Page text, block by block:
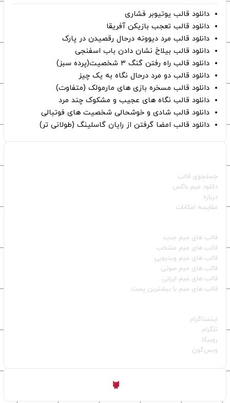
دانلود قالب یوتیوبر فشاری
دانلود قالب تعجب بازیکن آفریقا
دانلود قالب مرد دیوونه درحال رقصیدن در پارک
دانلود قالب بیلاخ نشان دادن باب اسفنجی
دانلود قالب راه رفتن گنگ ۳ شخصیت(پرده سبز)
دانلود قالب دو مرد درحال نگاه به یک چیز
دانلود قالب مسخره بازی های مارمولک (متفاوت)
دانلود قالب نگاه های عجیب و مشکوک چند مرد
دانلود قالب شادی و خوشحالی شخصیت های فوتبالی
دانلود قالب امضا گرفتن از رایان گاسلینگ (طولانی تر)
جستجوی قالب
دانلود میم باکس
درباره
مقایسه امکانات
قالب‌ های میم جدید
قالب‌ های میم منتخب
قالب‌ های میم ویدیویی
قالب‌ های میم صوتی
قالب‌ های میم ایرانی
قالب‌ های میم با بیشترین پست
اینستاگرام
تلگرام
روبیکا
ویس‌گون